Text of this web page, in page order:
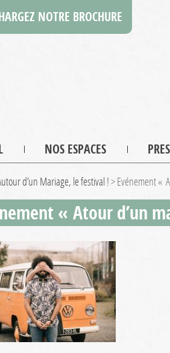
NOTRE BROCHURE
NOS ESPACES
d’un Mariage, le festival !>Evénement «
« Atour d’un